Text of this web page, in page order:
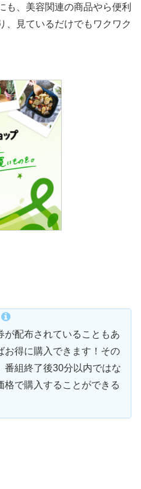
も、美容関連の商品やら便利
、見ているだけでもワクワク
が配布されていることもあ
お得に購入できます！その
番組終了後30分以内ではな
格で購入することができる